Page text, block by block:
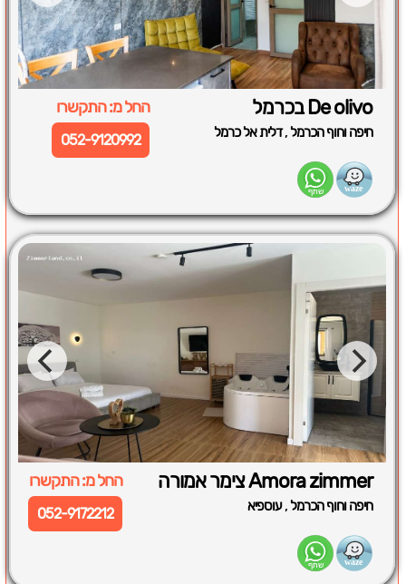
De olivo בכרמל החל מ: התקשרו
חיפה וחוף הכרמל ,דלית אל כרמל 052-9120992
Amora zimmer צימר אמורה החל מ: התקשרו
חיפה וחוף הכרמל ,עוספיא 052-9172212